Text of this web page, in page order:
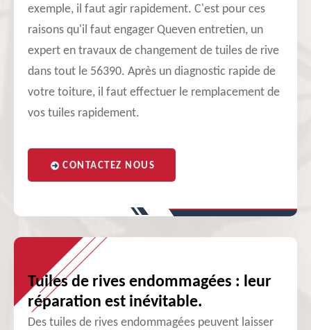
exemple, il faut agir rapidement. C'est pour ces
raisons qu'il faut engager Queven entretien, un
expert en travaux de changement de tuiles de rive
dans tout le 56390. Après un diagnostic rapide de
votre toiture, il faut effectuer le remplacement de
vos tuiles rapidement.
CONTACTEZ NOUS
Tuiles de rives endommagées : leur
réparation est inévitable.
Des tuiles de rives endommagées peuvent laisser